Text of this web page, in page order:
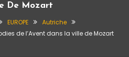
De Mozart
EUROPE
Autriche
de l’Avent dans la ville de Mozart